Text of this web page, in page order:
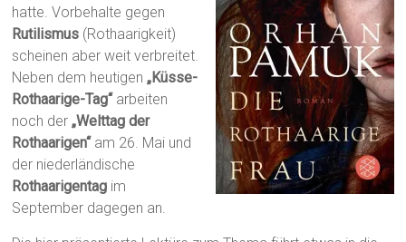
hatte. Vorbehalte gegen
Rutilismus (Rothaarigkeit)
scheinen aber weit verbreitet.
Neben dem heutigen„Küsse-
Rothaarige-Tag“arbeiten
noch der„Welttag der
Rothaarigen“am 26. Mai und
der niederländische
Rothaarigentag im
September dagegen an.